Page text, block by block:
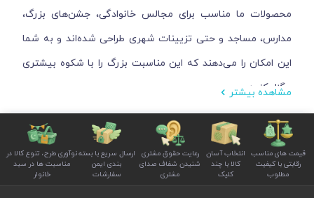
محصولات ما مناسب برای مجالس خانوادگی، جشن‌های بزرگ،
مدارس، مساجد و حتی تزیینات شهری طراحی شده‌اند و به شما
این امکان را می‌دهند که این مناسبت بزرگ را با شکوه بیشتری
برگزار کنید.
تنوع بالای محصولات تزیینی عید غدیر در فروشگاه دیدار
🔹 بادکنک‌های رنگی و چاپی با طرح‌های ویژه عید غدیر
🔹 پوسترهای مذهبی و بنرهای جشن مناسب برای فضاهای بزرگ
مشاهده بیشتر
قیمت های مناسب
رقابتی با کیفیت
مطلوب
انتخاب آسان
کالا با چند
کلیک
رعایت حقوق مشتری
شنیدن شفاف صدای
مشتری
ارسال سریع با بسته
بندی ایمن
سفارشات
نوآوری طرح، تنوع کالا در
مناسبت ها در سبد
خانوار